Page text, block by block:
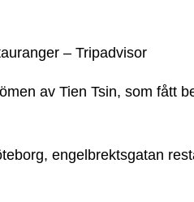
– Tripadvisor
av Tien Tsin, som fått
engelbrektsgatan